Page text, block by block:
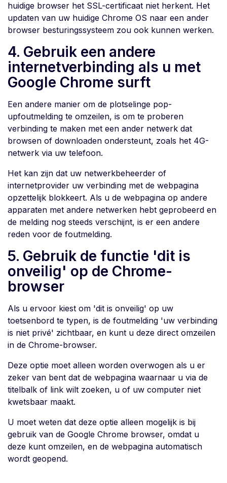
huidige browser het SSL-certificaat niet herkent. Het
updaten van uw huidige Chrome OS naar een ander
browser besturingssysteem zou ook kunnen werken.
4. Gebruik een andere
internetverbinding als u met
Google Chrome surft
Een andere manier om de plotselinge pop-
upfoutmelding te omzeilen, is om te proberen
verbinding te maken met een ander netwerk dat
browsen of downloaden ondersteunt, zoals het 4G-
netwerk via uw telefoon.
Het kan zijn dat uw netwerkbeheerder of
internetprovider uw verbinding met de webpagina
opzettelijk blokkeert. Als u de webpagina op andere
apparaten met andere netwerken hebt geprobeerd en
de melding nog steeds verschijnt, is er een andere
reden voor de foutmelding.
5. Gebruik de functie 'dit is
onveilig' op de Chrome-
browser
Als u ervoor kiest om 'dit is onveilig' op uw
toetsenbord te typen, is de foutmelding 'uw verbinding
is niet privé' zichtbaar, en kunt u deze direct omzeilen
in de Chrome-browser.
Deze optie moet alleen worden overwogen als u er
zeker van bent dat de webpagina waarnaar u via de
titelbalk of link wilt zoeken, u of uw computer niet
kwetsbaar maakt.
U moet weten dat deze optie alleen mogelijk is bij
gebruik van de Google Chrome browser, omdat u
deze kunt omzeilen, en de webpagina automatisch
wordt geopend.